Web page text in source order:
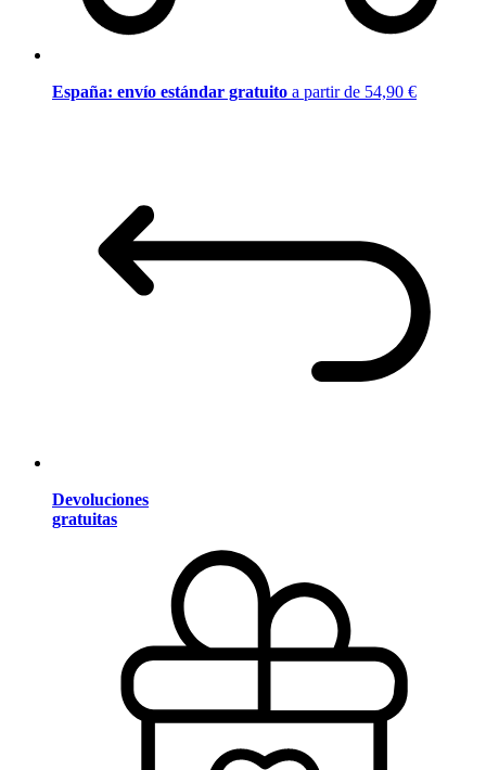
España: envío estándar gratuito a partir de 54,90 €
Devoluciones
gratuitas